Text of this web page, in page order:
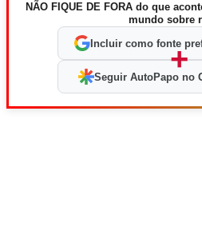
NÃO FIQUE DE FORA do que
mundo sobre
Incluir como fonte
+
Seguir AutoPapo no